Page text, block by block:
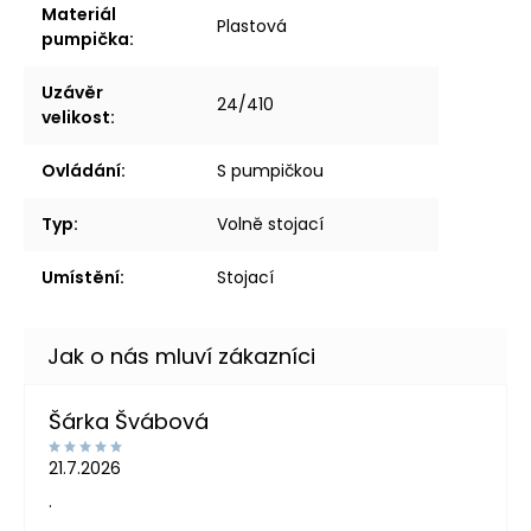
Materiál
pumpička:
Plastová
Uzávěr
velikost:
24/410
Ovládání: S pumpičkou
Typ: Volně stojací
Umístění: Stojací
Šárka Švábová
21.7.2026
.